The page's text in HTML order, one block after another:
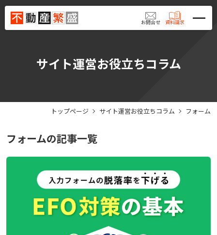
お問合せ 資料請求
サイト運営お役立ちコラム
トップページ サイト運営お役立ちコラム フォーム
フォームの記事一覧